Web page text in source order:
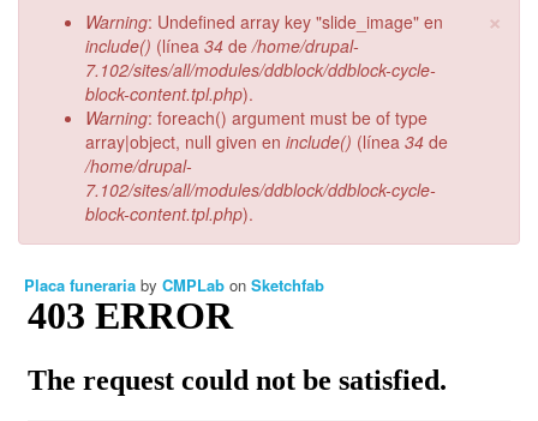
×
MensajeWarning: Undefined array key "slide_image" en
include() (línea 34 de/home/drupal-
7.102/sites/all/modules/ddblock/ddblock-cycle-
block-content.tpl.php).
Warning: foreach() argument must be of type
array|object, null given en include() (línea 34 de
/home/drupal-
7.102/sites/all/modules/ddblock/ddblock-cycle-
block-content.tpl.php).
Placa funeraria by CMPLab on Sketchfab